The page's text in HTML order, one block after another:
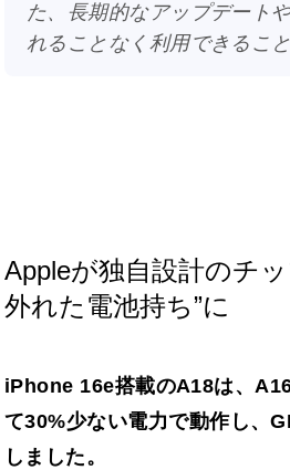
た、長期的なアップデート
れることなく利用できるこ
Appleが独自設計のチ
外れた電池持ち”に
iPhone 16e搭載のA18は、
て30%少ない電力で動作し、
しました。